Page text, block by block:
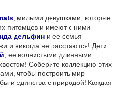
, милыми девушками, которые
питомцев и имеют с ними
дельфин и ее семья –
и никогда не расстаются! Дети
, ее волнистыми длинными
Соберите коллекцию этих
чтобы построить мир
и единства с природой! Каждая